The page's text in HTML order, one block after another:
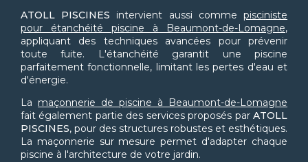
ATOLL PISCINES intervient aussi commepisciniste
pour étanchéité piscine à Beaumont-de-Lomagne,
appliquant des techniques avancées pour prévenir
toute fuite. L'étanchéité garantit une piscine
parfaitement fonctionnelle, limitant les pertes d'eau et
d'énergie.
La maçonnerie de piscine à Beaumont-de-Lomagne
fait également partie des services proposés par ATOLL
PISCINES, pour des structures robustes et esthétiques.
La maçonnerie sur mesure permet d'adapter chaque
piscine à l'architecture de votre jardin.